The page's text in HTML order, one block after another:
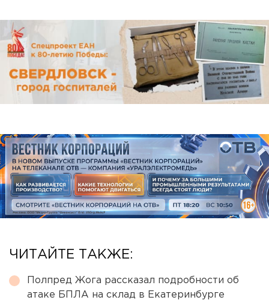
ЧИТАЙТЕ ТАКЖЕ:
Полпред Жога рассказал подробности об
атаке БПЛА на склад в Екатеринбурге